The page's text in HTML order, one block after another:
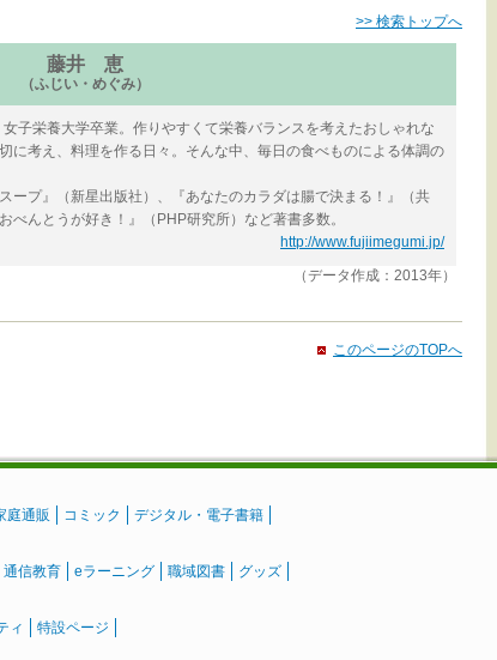
>> 検索トップへ
藤井 恵
（ふじい・めぐみ）
子栄養大学卒業。作りやすくて栄養バランスを考えたおしゃれな
に考え、料理を作る日々。そんな中、毎日の食べものによる体調の
ープ』（新星出版社）、『あなたのカラダは腸で決まる！』（共
べんとうが好き！』（PHP研究所）など著書多数。
http://www.fujiimegumi.jp/
（データ作成：2013年）
このページのTOPへ
庭通販 コミック デジタル・電子書籍
通信教育 eラーニング 職域図書 グッズ
ィ 特設ページ